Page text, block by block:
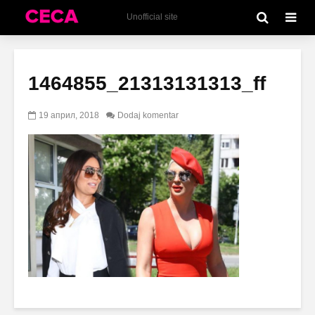
Unofficial site
1464855_21313131313_ff
19 април, 2018 Dodaj komentar